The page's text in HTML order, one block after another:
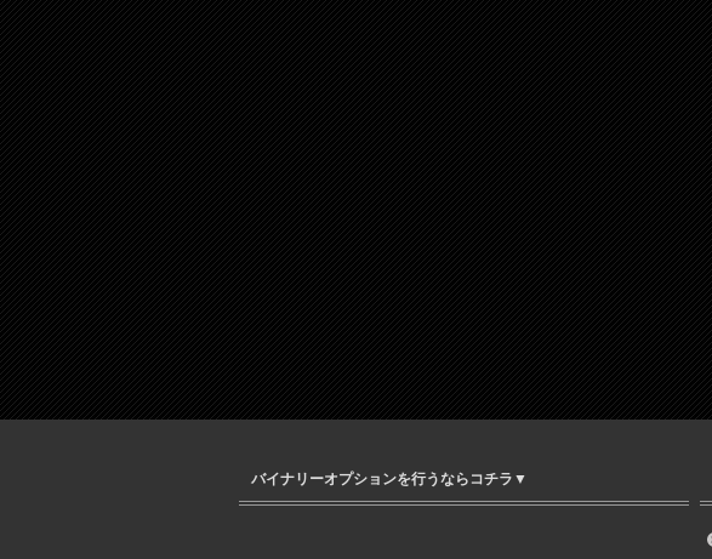
バイナリーオプションを行うならコチラ▼